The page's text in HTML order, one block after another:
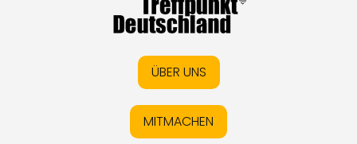
ÜBER UNS
MITMACHEN